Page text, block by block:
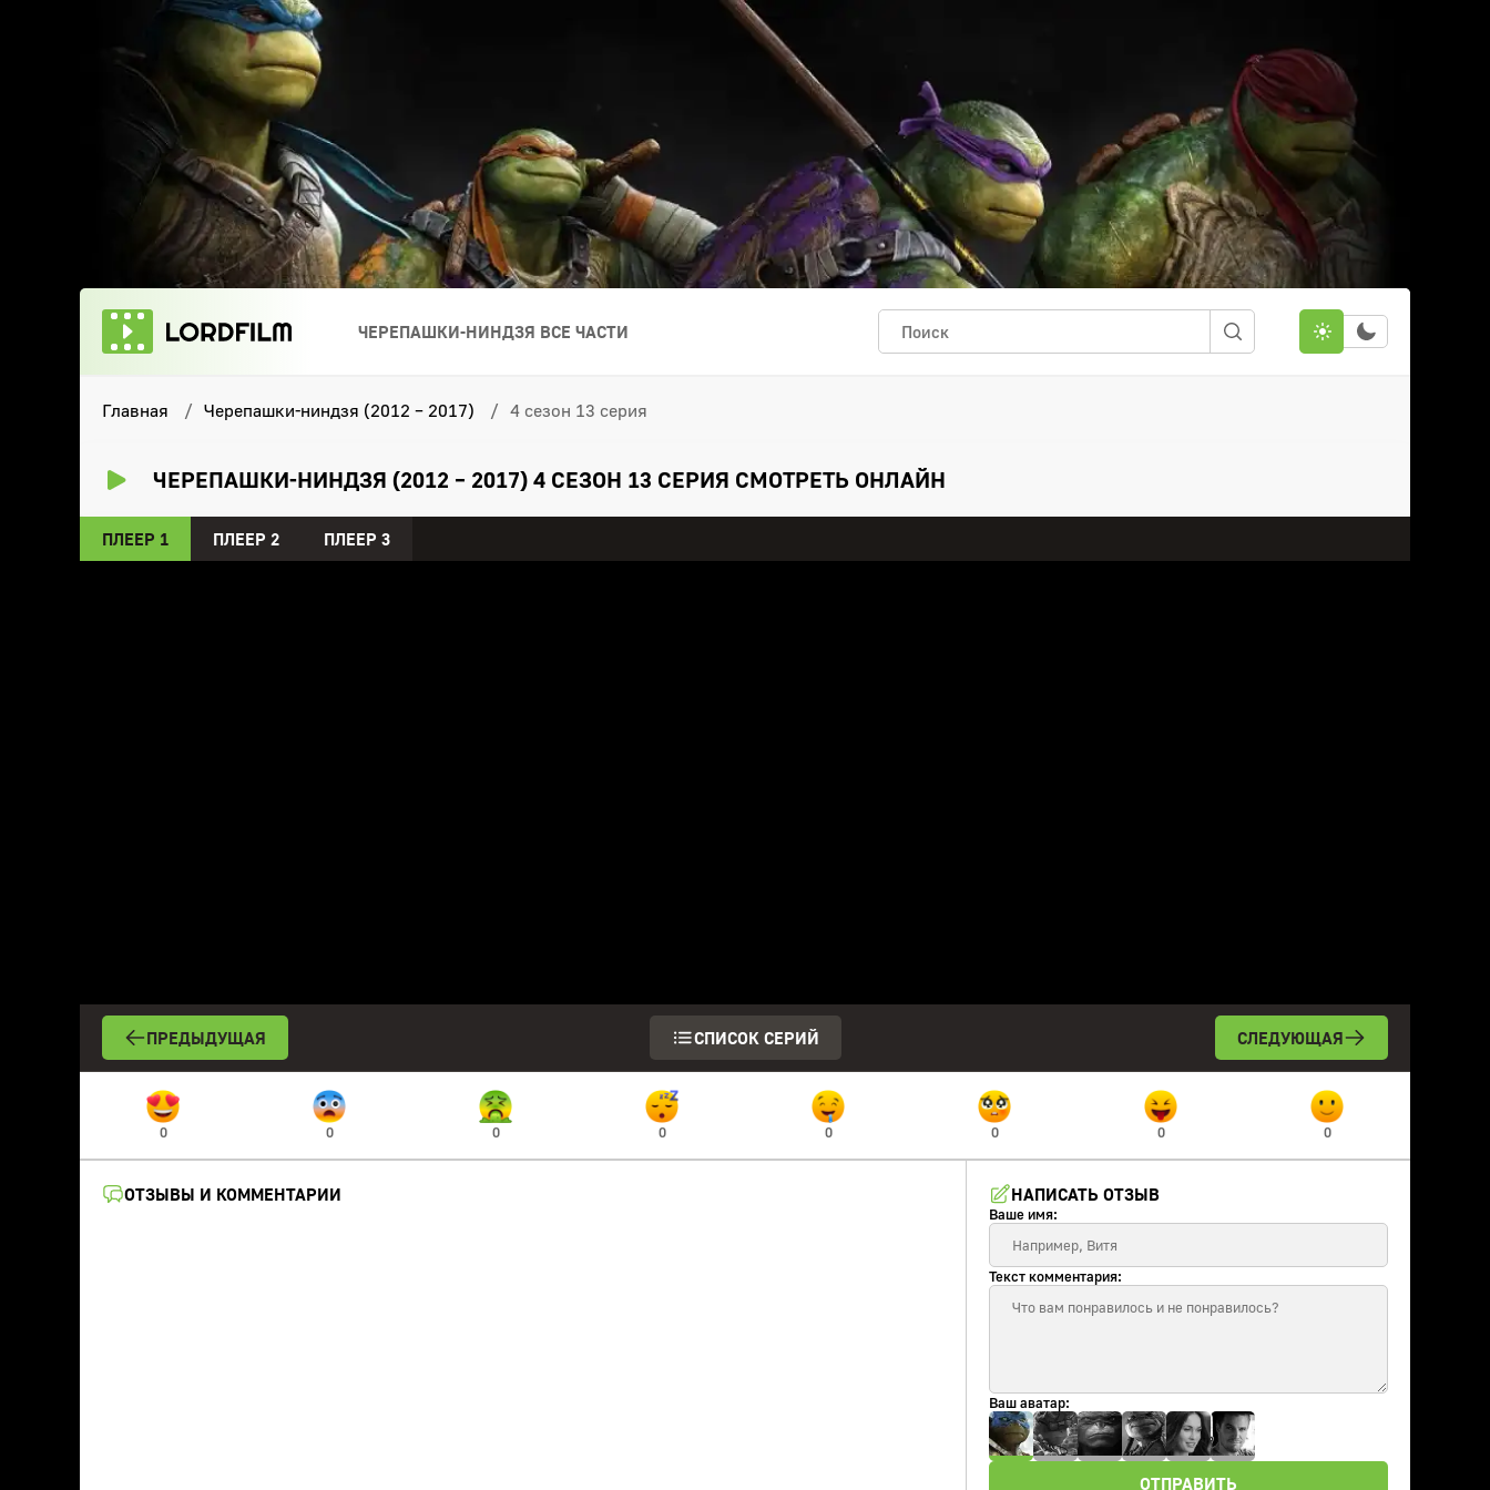
ЧЕРЕПАШКИ-НИНДЗЯ ВСЕ ЧАСТИ
Главная Черепашки-ниндзя (2012 – 2017) 4 сезон 13 серия
ЧЕРЕПАШКИ-НИНДЗЯ (2012 – 2017) 4 СЕЗОН 13 СЕРИЯ СМОТРЕТЬ ОНЛАЙН
ПЛЕЕР 1 ПЛЕЕР 2 ПЛЕЕР 3
ПРЕДЫДУЩАЯ СПИСОК СЕРИЙ СЛЕДУЮЩАЯ
0 0 0 0 0 0 0 0
ОТЗЫВЫ И КОММЕНТАРИИ НАПИСАТЬ ОТЗЫВ
Ваше имя:
Текст комментария:
Ваш аватар:
ОТПРАВИТЬ